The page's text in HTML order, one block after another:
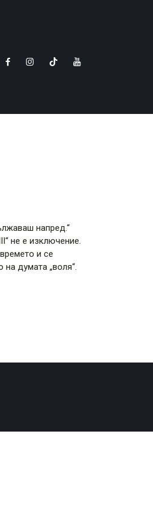
напред.“
не е изключение.
и се
думата „воля“.